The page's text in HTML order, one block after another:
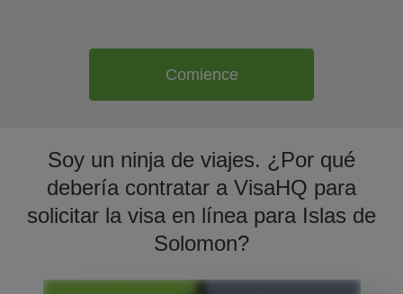
Comience
Soy un ninja de viajes. ¿Por qué
debería contratar a VisaHQ para
solicitar la visa en línea para Islas de
Solomon?